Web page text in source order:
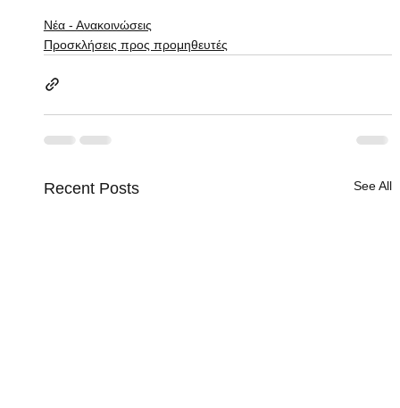
Νέα - Ανακοινώσεις
Προσκλήσεις προς προμηθευτές
Recent Posts See All